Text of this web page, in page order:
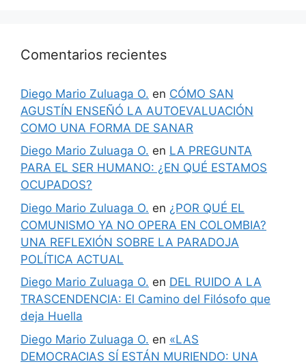
Comentarios recientes
Diego Mario Zuluaga O. en CÓMO SAN
AGUSTÍN ENSEÑÓ LA AUTOEVALUACIÓN
COMO UNA FORMA DE SANAR
Diego Mario Zuluaga O. en LA PREGUNTA
PARA EL SER HUMANO: ¿EN QUÉ ESTAMOS
OCUPADOS?
Diego Mario Zuluaga O. en ¿POR QUÉ EL
COMUNISMO YA NO OPERA EN COLOMBIA?
UNA REFLEXIÓN SOBRE LA PARADOJA
POLÍTICA ACTUAL
Diego Mario Zuluaga O. en DEL RUIDO A LA
TRASCENDENCIA: El Camino del Filósofo que
deja Huella
Diego Mario Zuluaga O. en «LAS
DEMOCRACIAS SÍ ESTÁN MURIENDO: UNA